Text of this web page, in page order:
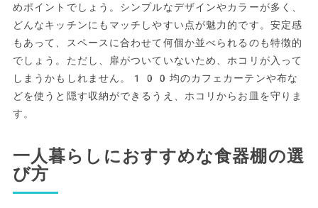
めポイントでしょう。シンプルなデザインやカラーが多く、
どんなキッチンにもマッチしやすい点が魅力的です。安定感
もあって、スペースに合わせて何個か並べられるのも特徴的
でしょう。ただし、扉がついていないため、ホコリが入って
しまうかもしれません。100均のカフェカーテンや布な
どを使うと隠す収納ができるうえ、ホコリからお皿を守りま
す。
一人暮らしにおすすめな食器棚の選
び方